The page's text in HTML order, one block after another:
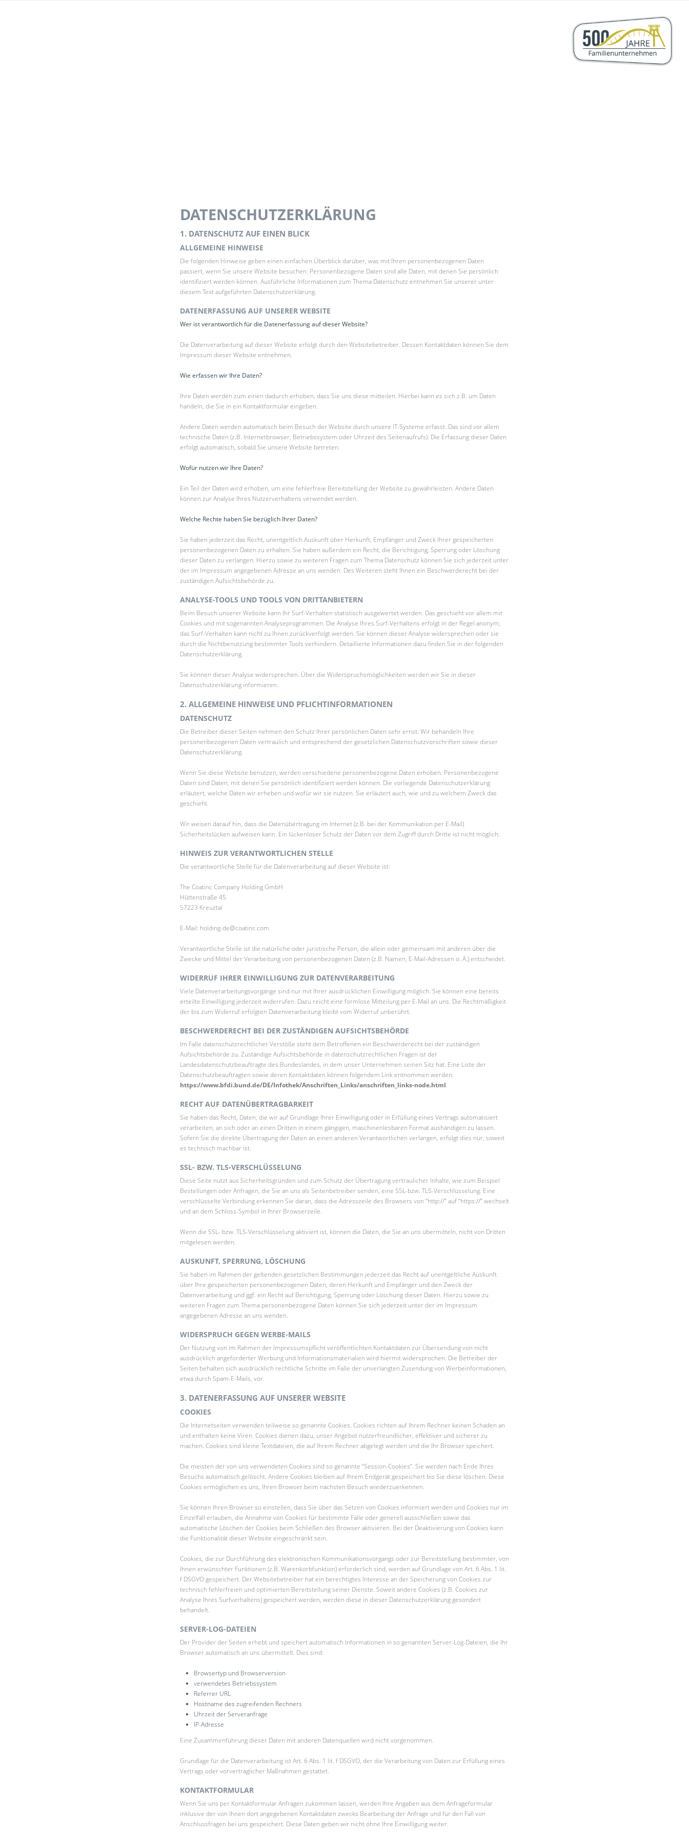
DATENSCHUTZERKLÄRUNG
1. DATENSCHUTZ AUF EINEN BLICK
ALLGEMEINE HINWEISE
Die folgenden Hinweise geben einen einfachen Überblick darüber, was mit Ihren personenbezogenen Daten
passiert, wenn Sie unsere Website besuchen. Personenbezogene Daten sind alle Daten, mit denen Sie persönlich
identifiziert werden können. Ausführliche Informationen zum Thema Datenschutz entnehmen Sie unserer unter
diesem Text aufgeführten Datenschutzerklärung.
DATENERFASSUNG AUF UNSERER WEBSITE
Wer ist verantwortlich für die Datenerfassung auf dieser Website?
Die Datenverarbeitung auf dieser Website erfolgt durch den Websitebetreiber. Dessen Kontaktdaten können Sie dem
Impressum dieser Website entnehmen.
Wie erfassen wir Ihre Daten?
Ihre Daten werden zum einen dadurch erhoben, dass Sie uns diese mitteilen. Hierbei kann es sich z.B. um Daten
handeln, die Sie in ein Kontaktformular eingeben.
Andere Daten werden automatisch beim Besuch der Website durch unsere IT-Systeme erfasst. Das sind vor allem
technische Daten (z.B. Internetbrowser, Betriebssystem oder Uhrzeit des Seitenaufrufs). Die Erfassung dieser Daten
erfolgt automatisch, sobald Sie unsere Website betreten.
Wofür nutzen wir Ihre Daten?
Ein Teil der Daten wird erhoben, um eine fehlerfreie Bereitstellung der Website zu gewährleisten. Andere Daten
können zur Analyse Ihres Nutzerverhaltens verwendet werden.
Welche Rechte haben Sie bezüglich Ihrer Daten?
Sie haben jederzeit das Recht, unentgeltlich Auskunft über Herkunft, Empfänger und Zweck Ihrer gespeicherten
personenbezogenen Daten zu erhalten. Sie haben außerdem ein Recht, die Berichtigung, Sperrung oder Löschung
dieser Daten zu verlangen. Hierzu sowie zu weiteren Fragen zum Thema Datenschutz können Sie sich jederzeit unter
der im Impressum angegebenen Adresse an uns wenden. Des Weiteren steht Ihnen ein Beschwerderecht bei der
zuständigen Aufsichtsbehörde zu.
ANALYSE-TOOLS UND TOOLS VON DRITTANBIETERN
Beim Besuch unserer Website kann Ihr Surf-Verhalten statistisch ausgewertet werden. Das geschieht vor allem mit
Cookies und mit sogenannten Analyseprogrammen. Die Analyse Ihres Surf-Verhaltens erfolgt in der Regel anonym;
das Surf-Verhalten kann nicht zu Ihnen zurückverfolgt werden. Sie können dieser Analyse widersprechen oder sie
durch die Nichtbenutzung bestimmter Tools verhindern. Detaillierte Informationen dazu finden Sie in der folgenden
Datenschutzerklärung.
Sie können dieser Analyse widersprechen. Über die Widerspruchsmöglichkeiten werden wir Sie in dieser
Datenschutzerklärung informieren.
2. ALLGEMEINE HINWEISE UND PFLICHTINFORMATIONEN
DATENSCHUTZ
Die Betreiber dieser Seiten nehmen den Schutz Ihrer persönlichen Daten sehr ernst. Wir behandeln Ihre
personenbezogenen Daten vertraulich und entsprechend der gesetzlichen Datenschutzvorschriften sowie dieser
Datenschutzerklärung.
Wenn Sie diese Website benutzen, werden verschiedene personenbezogene Daten erhoben. Personenbezogene
Daten sind Daten, mit denen Sie persönlich identifiziert werden können. Die vorliegende Datenschutzerklärung
erläutert, welche Daten wir erheben und wofür wir sie nutzen. Sie erläutert auch, wie und zu welchem Zweck das
geschieht.
Wir weisen darauf hin, dass die Datenübertragung im Internet (z.B. bei der Kommunikation per E-Mail)
Sicherheitslücken aufweisen kann. Ein lückenloser Schutz der Daten vor dem Zugriff durch Dritte ist nicht möglich.
HINWEIS ZUR VERANTWORTLICHEN STELLE
Die verantwortliche Stelle für die Datenverarbeitung auf dieser Website ist:
The Coatinc Company Holding GmbH
Hüttenstraße 45
57223 Kreuztal
E-Mail: holding-de@coatinc.com
Verantwortliche Stelle ist die natürliche oder juristische Person, die allein oder gemeinsam mit anderen über die
Zwecke und Mittel der Verarbeitung von personenbezogenen Daten (z.B. Namen, E-Mail-Adressen o. Ä.) entscheidet.
WIDERRUF IHRER EINWILLIGUNG ZUR DATENVERARBEITUNG
Viele Datenverarbeitungsvorgänge sind nur mit Ihrer ausdrücklichen Einwilligung möglich. Sie können eine bereits
erteilte Einwilligung jederzeit widerrufen. Dazu reicht eine formlose Mitteilung per E-Mail an uns. Die Rechtmäßigkeit
der bis zum Widerruf erfolgten Datenverarbeitung bleibt vom Widerruf unberührt.
BESCHWERDERECHT BEI DER ZUSTÄNDIGEN AUFSICHTSBEHÖRDE
Im Falle datenschutzrechtlicher Verstöße steht dem Betroffenen ein Beschwerderecht bei der zuständigen
Aufsichtsbehörde zu. Zuständige Aufsichtsbehörde in datenschutzrechtlichen Fragen ist der
Landesdatenschutzbeauftragte des Bundeslandes, in dem unser Unternehmen seinen Sitz hat. Eine Liste der
Datenschutzbeauftragten sowie deren Kontaktdaten können folgendem Link entnommen werden:
https://www.bfdi.bund.de/DE/Infothek/Anschriften_Links/anschriften_links-node.html
RECHT AUF DATENÜBERTRAGBARKEIT
Sie haben das Recht, Daten, die wir auf Grundlage Ihrer Einwilligung oder in Erfüllung eines Vertrags automatisiert
verarbeiten, an sich oder an einen Dritten in einem gängigen, maschinenlesbaren Format aushändigen zu lassen.
Sofern Sie die direkte Übertragung der Daten an einen anderen Verantwortlichen verlangen, erfolgt dies nur, soweit
es technisch machbar ist.
SSL- BZW. TLS-VERSCHLÜSSELUNG
Diese Seite nutzt aus Sicherheitsgründen und zum Schutz der Übertragung vertraulicher Inhalte, wie zum Beispiel
Bestellungen oder Anfragen, die Sie an uns als Seitenbetreiber senden, eine SSL-bzw. TLS-Verschlüsselung. Eine
verschlüsselte Verbindung erkennen Sie daran, dass die Adresszeile des Browsers von “http://” auf “https://” wechselt
und an dem Schloss-Symbol in Ihrer Browserzeile.
Wenn die SSL- bzw. TLS-Verschlüsselung aktiviert ist, können die Daten, die Sie an uns übermitteln, nicht von Dritten
mitgelesen werden.
AUSKUNFT, SPERRUNG, LÖSCHUNG
Sie haben im Rahmen der geltenden gesetzlichen Bestimmungen jederzeit das Recht auf unentgeltliche Auskunft
über Ihre gespeicherten personenbezogenen Daten, deren Herkunft und Empfänger und den Zweck der
Datenverarbeitung und ggf. ein Recht auf Berichtigung, Sperrung oder Löschung dieser Daten. Hierzu sowie zu
weiteren Fragen zum Thema personenbezogene Daten können Sie sich jederzeit unter der im Impressum
angegebenen Adresse an uns wenden.
WIDERSPRUCH GEGEN WERBE-MAILS
Der Nutzung von im Rahmen der Impressumspflicht veröffentlichten Kontaktdaten zur Übersendung von nicht
ausdrücklich angeforderter Werbung und Informationsmaterialien wird hiermit widersprochen. Die Betreiber der
Seiten behalten sich ausdrücklich rechtliche Schritte im Falle der unverlangten Zusendung von Werbeinformationen,
etwa durch Spam-E-Mails, vor.
3. DATENERFASSUNG AUF UNSERER WEBSITE
COOKIES
Die Internetseiten verwenden teilweise so genannte Cookies. Cookies richten auf Ihrem Rechner keinen Schaden an
und enthalten keine Viren. Cookies dienen dazu, unser Angebot nutzerfreundlicher, effektiver und sicherer zu
machen. Cookies sind kleine Textdateien, die auf Ihrem Rechner abgelegt werden und die Ihr Browser speichert.
Die meisten der von uns verwendeten Cookies sind so genannte “Session-Cookies”. Sie werden nach Ende Ihres
Besuchs automatisch gelöscht. Andere Cookies bleiben auf Ihrem Endgerät gespeichert bis Sie diese löschen. Diese
Cookies ermöglichen es uns, Ihren Browser beim nächsten Besuch wiederzuerkennen.
Sie können Ihren Browser so einstellen, dass Sie über das Setzen von Cookies informiert werden und Cookies nur im
Einzelfall erlauben, die Annahme von Cookies für bestimmte Fälle oder generell ausschließen sowie das
automatische Löschen der Cookies beim Schließen des Browser aktivieren. Bei der Deaktivierung von Cookies kann
die Funktionalität dieser Website eingeschränkt sein.
Cookies, die zur Durchführung des elektronischen Kommunikationsvorgangs oder zur Bereitstellung bestimmter, von
Ihnen erwünschter Funktionen (z.B. Warenkorbfunktion) erforderlich sind, werden auf Grundlage von Art. 6 Abs. 1 lit.
f DSGVO gespeichert. Der Websitebetreiber hat ein berechtigtes Interesse an der Speicherung von Cookies zur
technisch fehlerfreien und optimierten Bereitstellung seiner Dienste. Soweit andere Cookies (z.B. Cookies zur
Analyse Ihres Surfverhaltens) gespeichert werden, werden diese in dieser Datenschutzerklärung gesondert
behandelt.
SERVER-LOG-DATEIEN
Der Provider der Seiten erhebt und speichert automatisch Informationen in so genannten Server-Log-Dateien, die Ihr
Browser automatisch an uns übermittelt. Dies sind:
Browsertyp und Browserversion
verwendetes Betriebssystem
Referrer URL
Hostname des zugreifenden Rechners
Uhrzeit der Serveranfrage
IP-Adresse
Eine Zusammenführung dieser Daten mit anderen Datenquellen wird nicht vorgenommen.
Grundlage für die Datenverarbeitung ist Art. 6 Abs. 1 lit. f DSGVO, der die Verarbeitung von Daten zur Erfüllung eines
Vertrags oder vorvertraglicher Maßnahmen gestattet.
KONTAKTFORMULAR
Wenn Sie uns per Kontaktformular Anfragen zukommen lassen, werden Ihre Angaben aus dem Anfrageformular
inklusive der von Ihnen dort angegebenen Kontaktdaten zwecks Bearbeitung der Anfrage und für den Fall von
Anschlussfragen bei uns gespeichert. Diese Daten geben wir nicht ohne Ihre Einwilligung weiter.